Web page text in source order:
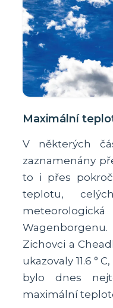
Maximální
V některých
zaznamenány
to i přes
teplotu,
Zichovci a
ukazovaly 11.6 °
bylo dnes
maximální